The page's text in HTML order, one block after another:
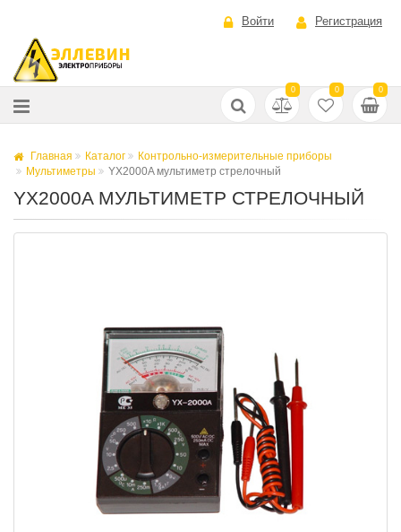
Войти Регистрация
0 0 0
Главная Каталог
Контрольно-измерительные приборы
Мультиметры
YX2000A мультиметр стрелочный
YX2000A МУЛЬТИМЕТР СТРЕЛОЧНЫЙ